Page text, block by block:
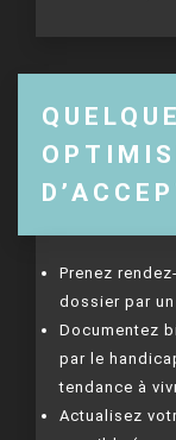
Prenez
dossier par
Documentez
par le
tendance à
Actualisez